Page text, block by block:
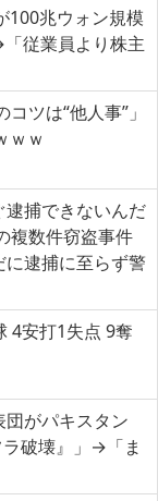
100兆ウォン規模
従業員より株主
ツは“他人事”」
ｗｗ
捕できないんだ
複数件窃盗事件
逮捕に至らず警
4安打1失点 9奪
がパキスタン
破壊』」→「ま